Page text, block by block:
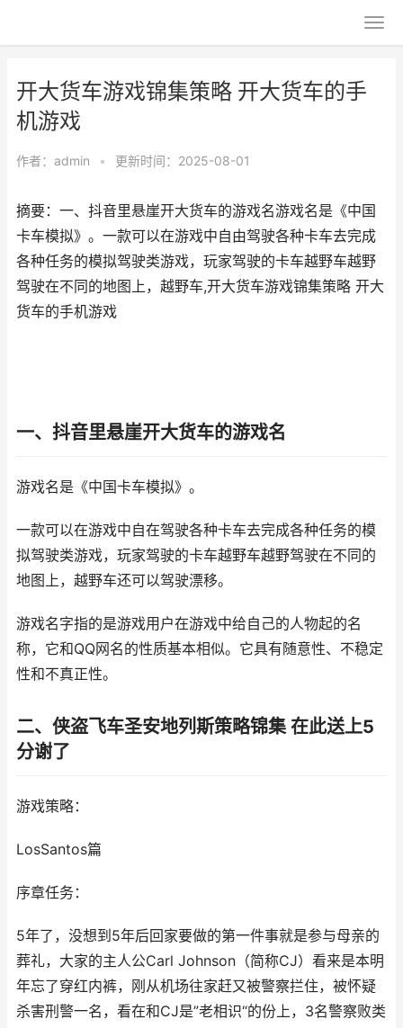
开大货车游戏锦集策略 开大货车的手
机游戏
作者： admin • 更新时间：2025-08-01
摘要：一、抖音里悬崖开大货车的游戏名游戏名是《中国
卡车模拟》。一款可以在游戏中自由驾驶各种卡车去完成
各种任务的模拟驾驶类游戏，玩家驾驶的卡车越野车越野
驾驶在不同的地图上，越野车,开大货车游戏锦集策略 开大
货车的手机游戏
一、抖音里悬崖开大货车的游戏名
游戏名是《中国卡车模拟》。
一款可以在游戏中自在驾驶各种卡车去完成各种任务的模
拟驾驶类游戏，玩家驾驶的卡车越野车越野驾驶在不同的
地图上，越野车还可以驾驶漂移。
游戏名字指的是游戏用户在游戏中给自己的人物起的名
称，它和QQ网名的性质基本相似。它具有随意性、不稳定
性和不真正性。
二、侠盗飞车圣安地列斯策略锦集 在此送上5
分谢了
游戏策略：
LosSantos篇
序章任务：
5年了，没想到5年后回家要做的第一件事就是参与母亲的
葬礼，大家的主人公Carl Johnson（简称CJ）看来是本明
年忘了穿红内裤，刚从机场往家赶又被警察拦住，被怀疑
杀害刑警一名，看在和CJ是”老相识“的份上，3名警察败类